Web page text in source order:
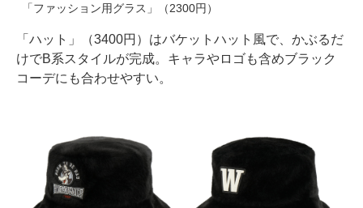
「ファッション用グラス」（2300円）
「ハット」（3400円）はバケットハット風で、かぶるだ
けでB系スタイルが完成。キャラやロゴも含めブラック
コーデにも合わせやすい。